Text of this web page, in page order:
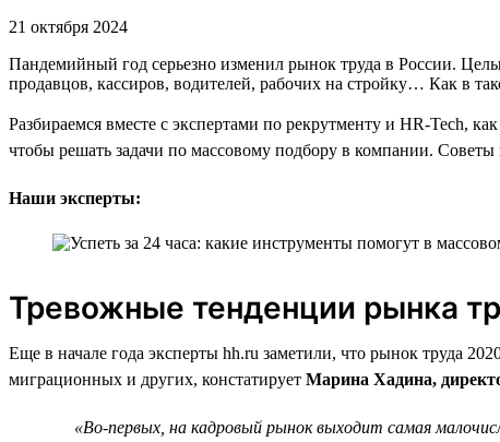
21 октября 2024
Пандемийный год серьезно изменил рынок труда в России.
продавцов, кассиров, водителей, рабочих на стройку… Как в
Разбираемся вместе с экспертами по рекрутменту и HR-Tech,
чтобы решать задачи по массовому подбору в компании.
Наши эксперты:
Тревожные тенденции рынка
Еще в начале года эксперты hh.ru заметили, что рынок труда
миграционных и других, констатирует Марина Хадина,
«Во-первых, на кадровый рынок выходит самая